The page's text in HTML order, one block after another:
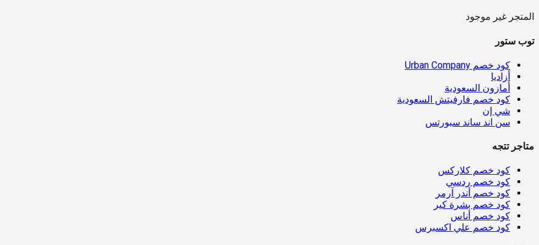
المتجر غير موجود
توب ستور
كود خصم Urban Company
أزاديا
أمازون السعودية
كود خصم فارفيتش السعودية
شي إن
سن اند ساند سبورتس
متاجر تتجه
كود خصم كلاركس
كود خصم ردسي
كود خصم أندر آرمر
كود خصم بشرة كير
كود خصم أناس
كود خصم علي اكسبرس